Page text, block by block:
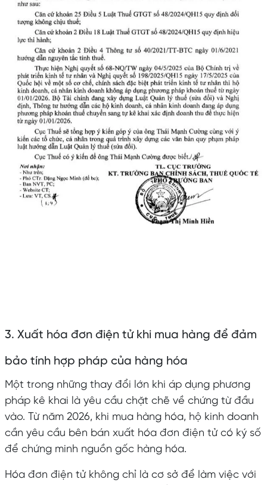
3. Xuất hóa đơn điện tử khi mua hàng để đảm
bảo tính hợp pháp của hàng hóa
Một trong những thay đổi lớn khi áp dụng phương
pháp kê khai là yêu cầu chặt chẽ về chứng từ đầu
vào. Từ năm 2026, khi mua hàng hóa, hộ kinh doanh
cần yêu cầu bên bán xuất hóa đơn điện tử có ký số
để chứng minh nguồn gốc hàng hóa.
Hóa đơn điện tử không chỉ là cơ sở để làm việc với